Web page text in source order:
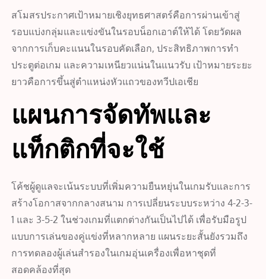
สโมสรประกาศเป้าหมายเชิงยุทธศาสตร์คือการผ่านเข้าสู่
รอบแบ่งกลุ่มและแข่งขันในรอบน็อกเอาต์ให้ได้ โดยวัดผล
จากการเก็บคะแนนในรอบคัดเลือก, ประสิทธิภาพการทำ
ประตูต่อเกม และความเหนียวแน่นในแนวรับ เป้าหมายระยะ
ยาวคือการขึ้นสู่ตำแหน่งหัวแถวของทวีปเอเชีย
แผนการจัดทัพและ
แท็กติกที่จะใช้
โค้ชผู้ดูแลจะเน้นระบบที่เพิ่มความยืนหยุ่นในเกมรับและการ
สร้างโอกาสจากกลางสนาม การเปลี่ยนระบบระหว่าง 4-2-3-
1 และ 3-5-2 ในช่วงเกมที่แตกต่างกันเป็นไปได้ เพื่อรับมือรูป
แบบการเล่นของคู่แข่งที่หลากหลาย แผนระยะสั้นยังรวมถึง
การทดลองผู้เล่นสำรองในเกมอุ่นเครื่องเพื่อหาชุดที่
สอดคล้องที่สุด